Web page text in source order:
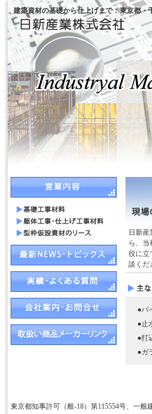
建築資材の基礎から仕上げまで：東京都・
日新
ら、
役に立
談くだ
●パ
●止
●打
●ガ
東京都知事許可（般-18）第115554号、一般